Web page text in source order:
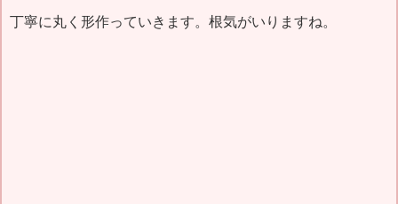
丁寧に丸く形作っていきます。根気がいりますね。